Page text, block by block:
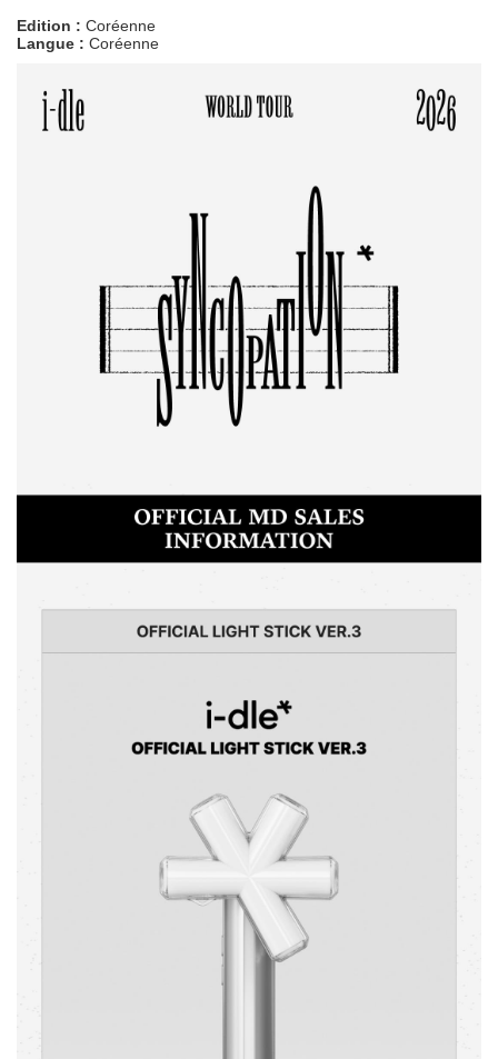
Edition : Coréenne
Langue : Coréenne